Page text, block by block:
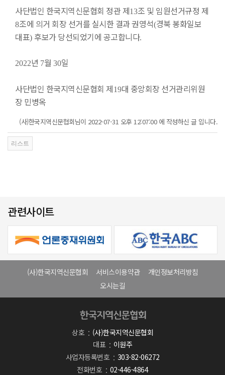
사단법인 한국지역신문협회 정관 제13조 및 임원선거규정 제
8조에 의거 회장 선거를 실시한 결과 권영석(경북 봉화일보
대표) 후보가 당선되었기에 공고합니다.
2022년 7월 30일
사단법인 한국지역신문협회 제19대 중앙회장 선거관리위원
장 민병옥
(사)한국지역신문협회님이 2022-07-31 오후 12:07:00 에 작성하신 글 입니다.
관련사이트
(사)한국지역신문협회 서비스이용약관
개인정보처리방침
오시는길
상호
(사)한국지역신문협회
대표
이원주
사업자등록번호
303-82-06272
전화번호
02-446-4864